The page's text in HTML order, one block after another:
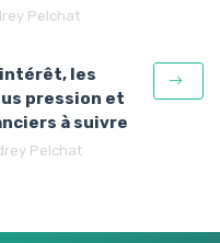
Pelchat
les
pression et
à suivre
Pelchat